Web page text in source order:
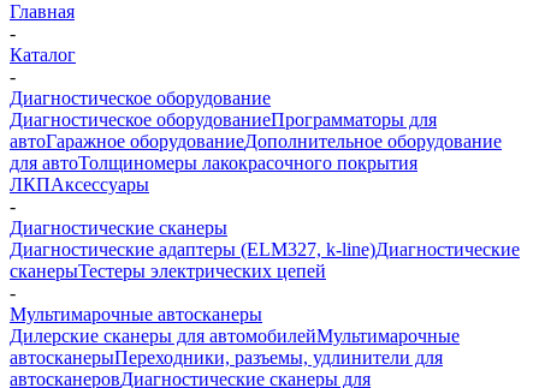
Главная
-
Каталог
-
Диагностическое оборудование
Диагностическое оборудованиеПрограмматоры для
автоГаражное оборудованиеДополнительное оборудование
для автоТолщиномеры лакокрасочного покрытия
ЛКПАксессуары
-
Диагностические сканеры
Диагностические адаптеры (ELM327, k-line)Диагностические
сканерыТестеры электрических цепей
-
Мультимарочные автосканеры
Дилерские сканеры для автомобилейМультимарочные
автосканерыПереходники, разъемы, удлинители для
автосканеровДиагностические сканеры для